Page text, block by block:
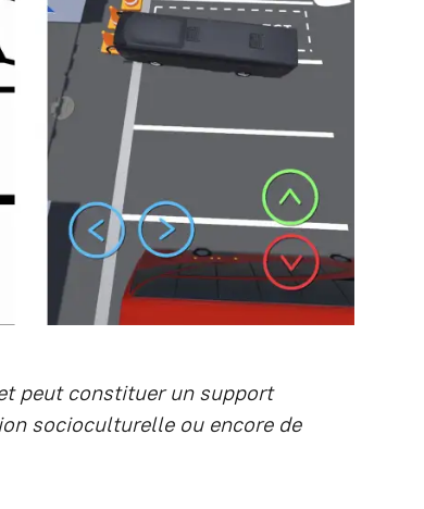
et peut constituer un support
socioculturelle ou encore de